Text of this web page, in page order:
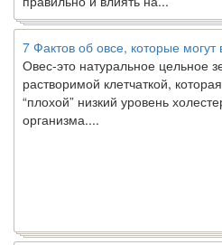
Овес-это натуральное цельное
растворимой клетчаткой,
“плохой” низкий уровень
организма....